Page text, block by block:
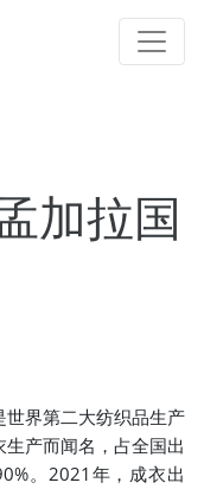
加拉国
世界第二大纺织品生产
生产而闻名，占全国出
。2021年，成衣出